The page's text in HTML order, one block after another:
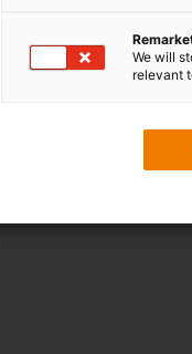
We will
relevant